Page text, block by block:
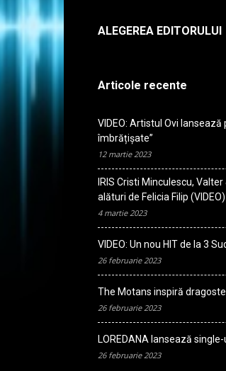
ALEGEREA EDITORULUI
Articole recente
VIDEO: Artistul Ovi lansează
îmbrățișate”
12 martie 2023
IRIS Cristi Minculescu,
alături de Felicia Filip (VIDEO)
4 martie 2023
VIDEO: Un nou HIT de la 3
26 februarie 2023
The Motans inspiră
26 februarie 2023
LOREDANA lansează single-
26 februarie 2023